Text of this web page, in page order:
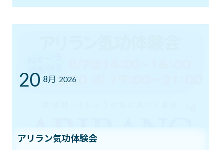
２． 手のひらをこすり合わせて、温かくなったら、中指か人差し
指で百会のツボを7回押します。（指先で小さな円を描くようにも
ます。
４． ２と３を2回繰り返します。
20 8月 2026
アリラン気功体験会